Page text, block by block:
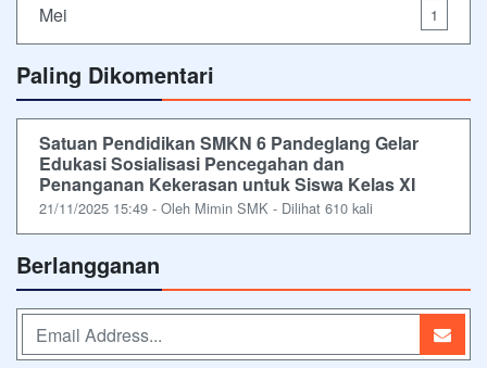
Mei 1
Paling Dikomentari
Satuan Pendidikan SMKN 6 Pandeglang Gelar
Edukasi Sosialisasi Pencegahan dan
Penanganan Kekerasan untuk Siswa Kelas XI
21/11/2025 15:49 - Oleh Mimin SMK - Dilihat 610 kali
Berlangganan